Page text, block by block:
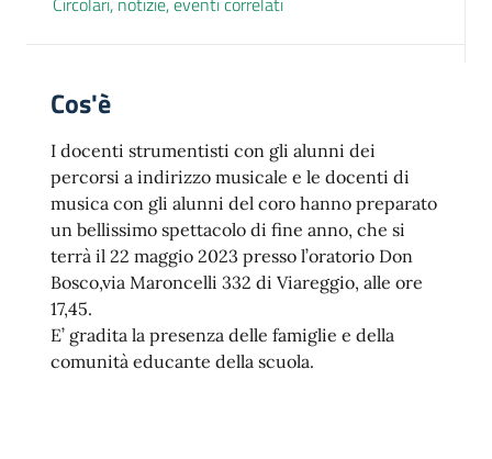
Cos'è
I docenti strumentisti con gli alunni dei
percorsi a indirizzo musicale e le docenti di
musica con gli alunni del coro hanno preparato
un bellissimo spettacolo di fine anno, che si
terrà il 22 maggio 2023 presso l’oratorio Don
Bosco,via Maroncelli 332 di Viareggio, alle ore
17,45.
E’ gradita la presenza delle famiglie e della
comunità educante della scuola.